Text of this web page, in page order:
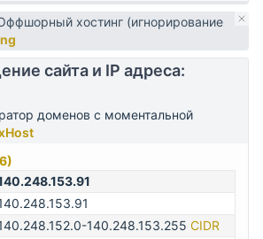
хостинг (игнорирование
сайта и IP адреса:
доменов с моментальной
140.248.153.255 CIDR